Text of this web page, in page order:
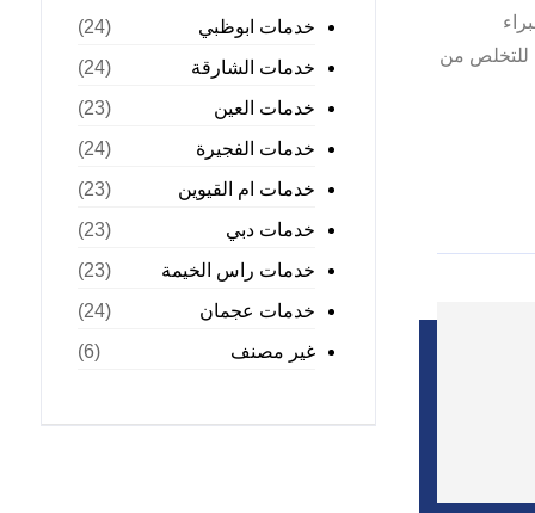
للتخلص من
خدمات ابوظبي
(24)
خدمات الشارقة
(24)
خدمات العين
(23)
خدمات الفجيرة
(24)
خدمات ام القيوين
(23)
خدمات دبي
(23)
خدمات راس الخيمة
(23)
خدمات عجمان
(24)
غير مصنف
(6)